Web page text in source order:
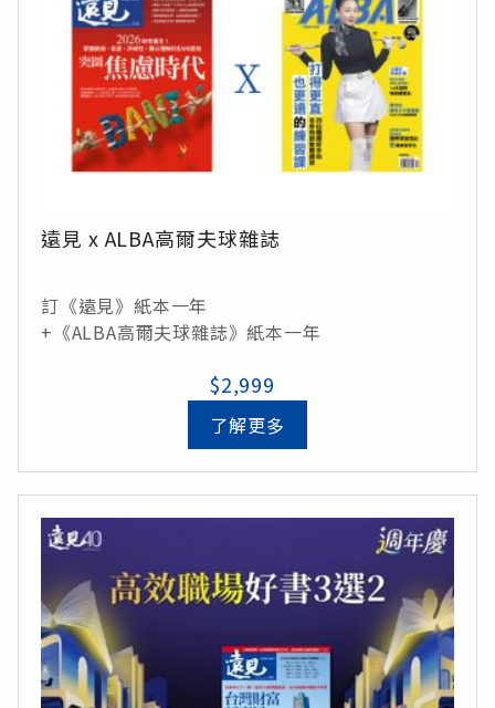
遠見 x ALBA高爾夫球雜誌
訂《遠見》紙本一年
+《ALBA高爾夫球雜誌》紙本一年
$2,999
了解更多